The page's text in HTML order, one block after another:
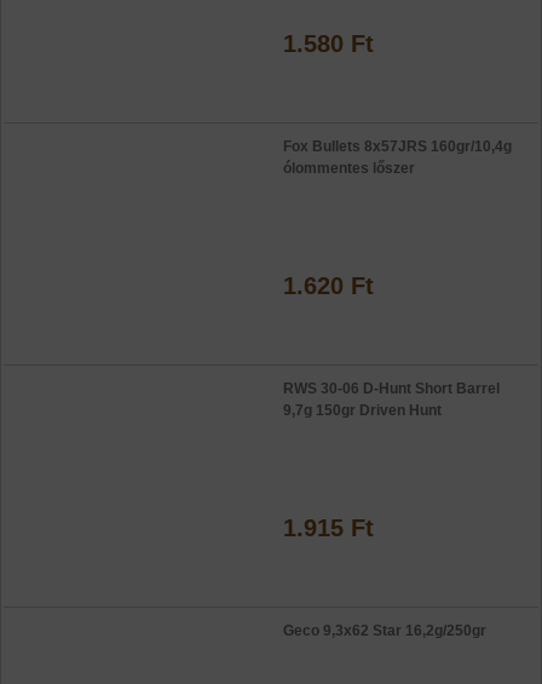
1.580 Ft
Fox Bullets 8x57JRS 160gr/10,4g
ólommentes lőszer
1.620 Ft
RWS 30-06 D-Hunt Short Barrel
9,7g 150gr Driven Hunt
1.915 Ft
Geco 9,3x62 Star 16,2g/250gr